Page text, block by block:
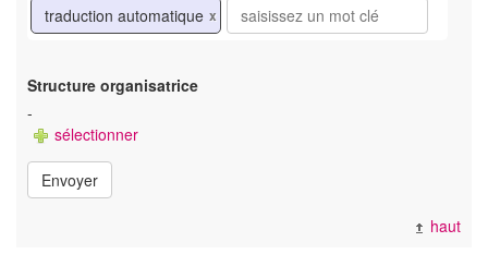
traduction automatique x
Structure organisatrice
-
sélectionner
Envoyer
haut